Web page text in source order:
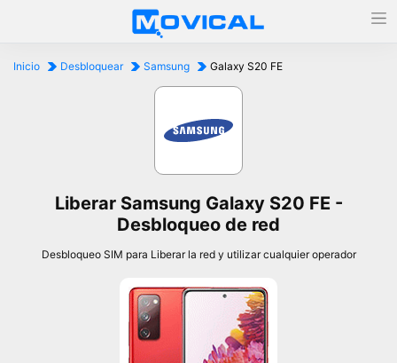
Inicio Desbloquear Samsung Galaxy S20 FE
Liberar Samsung Galaxy S20 FE -
Desbloqueo de red
Desbloqueo SIM para Liberar la red y utilizar cualquier operador